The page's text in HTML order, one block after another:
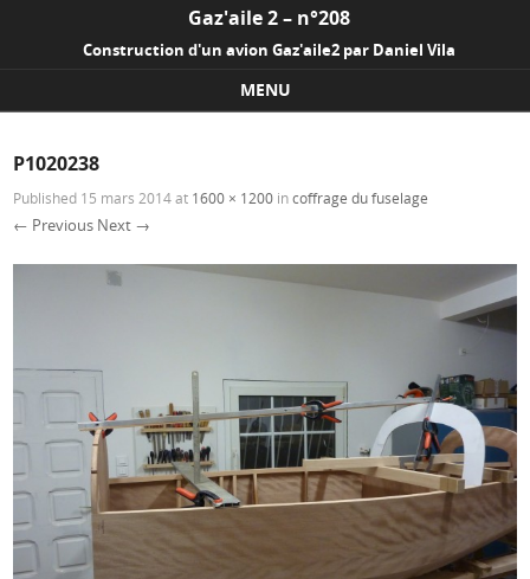
Gaz'aile 2 – n°208
Construction d'un avion Gaz'aile2 par Daniel Vila
MENU
P1020238
Published 15 mars 2014at 1600 × 1200 incoffrage du fuselage
← Previous Next →